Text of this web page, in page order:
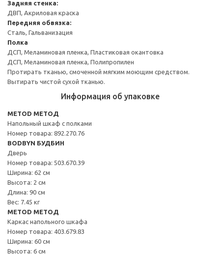
Задняя стенка:
ДВП, Акриловая краска
Передняя обвязка:
Сталь, Гальванизация
Полка
ДСП, Меламиновая пленка, Пластиковая окантовка
ДСП, Меламиновая пленка, Полипропилен
Протирать тканью, смоченной мягким моющим средством.
Вытирать чистой сухой тканью.
Информация об упаковке
METOD МЕТОД
Напольный шкаф с полками
Номер товара: 892.270.76
BODBYN БУДБИН
Дверь
Номер товара: 503.670.39
Ширина: 62 см
Высота: 2 см
Длина: 90 см
Вес: 7.45 кг
METOD МЕТОД
Каркас напольного шкафа
Номер товара: 403.679.83
Ширина: 60 см
Высота: 6 см